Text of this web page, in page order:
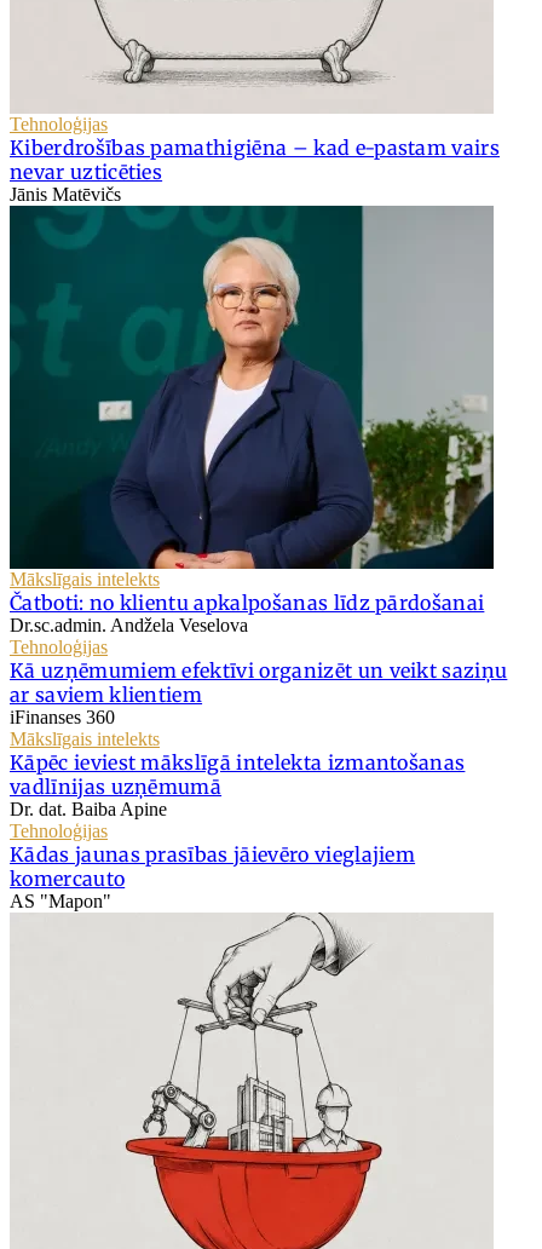
Tehnoloģijas
Kiberdrošības pamathigiēna – kad e-pastam vairs
nevar uzticēties
Jānis Matēvičs
Mākslīgais intelekts
Čatboti: no klientu apkalpošanas līdz pārdošanai
Dr.sc.admin. Andžela Veselova
Tehnoloģijas
Kā uzņēmumiem efektīvi organizēt un veikt saziņu
ar saviem klientiem
iFinanses 360
Mākslīgais intelekts
Kāpēc ieviest mākslīgā intelekta izmantošanas
vadlīnijas uzņēmumā
Dr. dat. Baiba Apine
Tehnoloģijas
Kādas jaunas prasības jāievēro vieglajiem
komercauto
AS "Mapon"